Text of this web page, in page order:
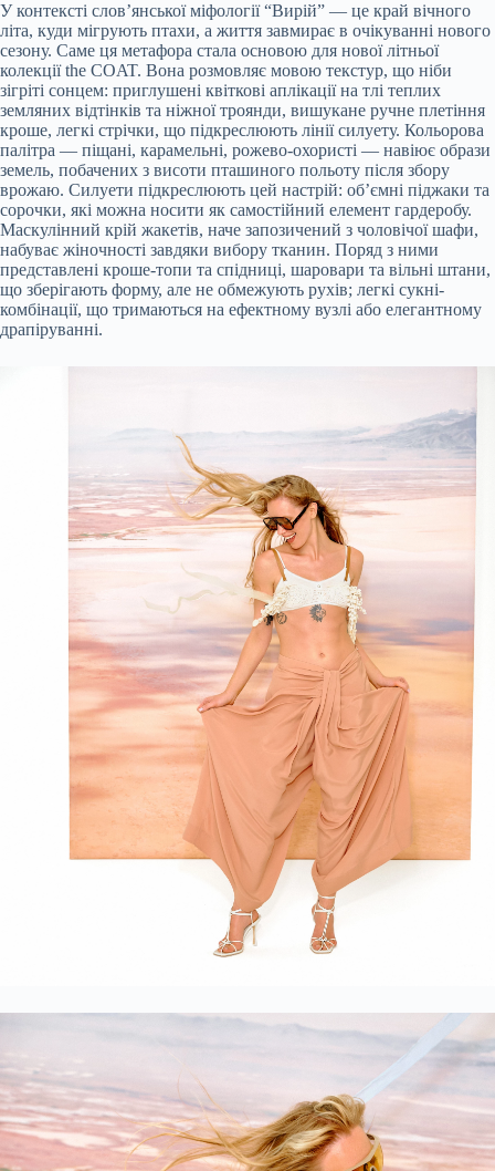
У контексті слов’янської міфології “Вирій” — це край вічного
літа, куди мігрують птахи, а життя завмирає в очікуванні нового
сезону. Саме ця метафора стала основою для нової літньої
колекції the COAT. Вона розмовляє мовою текстур, що ніби
зігріті сонцем: приглушені квіткові аплікації на тлі теплих
земляних відтінків та ніжної троянди, вишукане ручне плетіння
кроше, легкі стрічки, що підкреслюють лінії силуету. Кольорова
палітра — піщані, карамельні, рожево-охористі — навіює образи
земель, побачених з висоти пташиного польоту після збору
врожаю. Силуети підкреслюють цей настрій: об’ємні піджаки та
сорочки, які можна носити як самостійний елемент гардеробу.
Маскулінний крій жакетів, наче запозичений з чоловічої шафи,
набуває жіночності завдяки вибору тканин. Поряд з ними
представлені кроше-топи та спідниці, шаровари та вільні штани,
що зберігають форму, але не обмежують рухів; легкі сукні-
комбінації, що тримаються на ефектному вузлі або елегантному
драпіруванні.